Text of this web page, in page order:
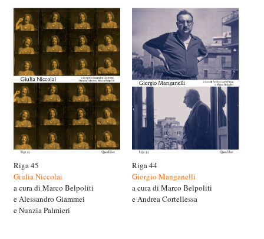
Riga 45
Giulia Niccolai
a cura di Marco Belpoliti
e Alessandro Giammei
e Nunzia Palmieri
Riga 44
Giorgio Manganelli
a cura di Marco Belpoliti
e Andrea Cortellessa